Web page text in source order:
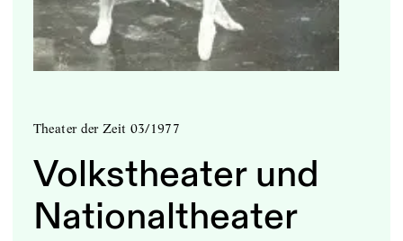
Theater der Zeit 03/1977
Volkstheater und
Nationaltheater